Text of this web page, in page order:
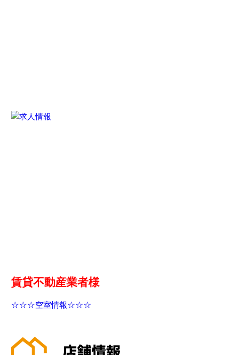
賃貸不動産業者様
☆☆☆空室情報☆☆☆